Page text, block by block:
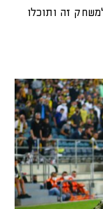
זה ותוכלו